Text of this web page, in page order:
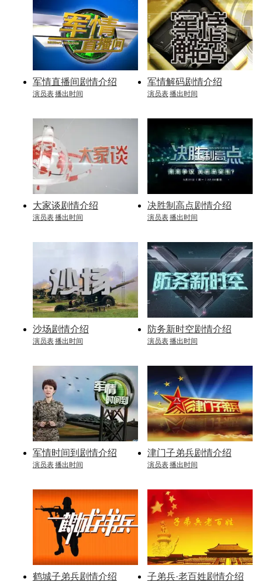
军情直播间剧情介绍
演员表播出时间
军情解码剧情介绍
演员表播出时间
大家谈剧情介绍
演员表播出时间
决胜制高点剧情介绍
演员表播出时间
沙场剧情介绍
演员表播出时间
防务新时空剧情介绍
演员表播出时间
军情时间到剧情介绍
演员表播出时间
津门子弟兵剧情介绍
演员表播出时间
鹤城子弟兵剧情介绍 子弟兵·老百姓剧情介绍